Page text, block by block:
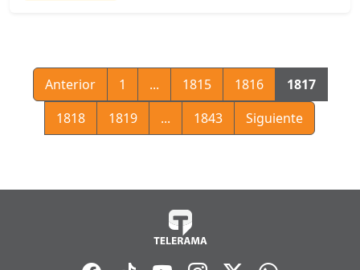
Anterior 1 ... 1815 1816
1817
1818
1819 ... 1843 Siguiente